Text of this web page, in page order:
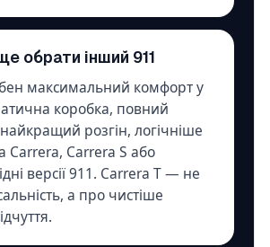
обрати інший 911
максимальний комфорт у
коробка, повний
розгін, логічніше
Carrera, Carrera S або
версії 911. Carrera T — не
а про чистіше